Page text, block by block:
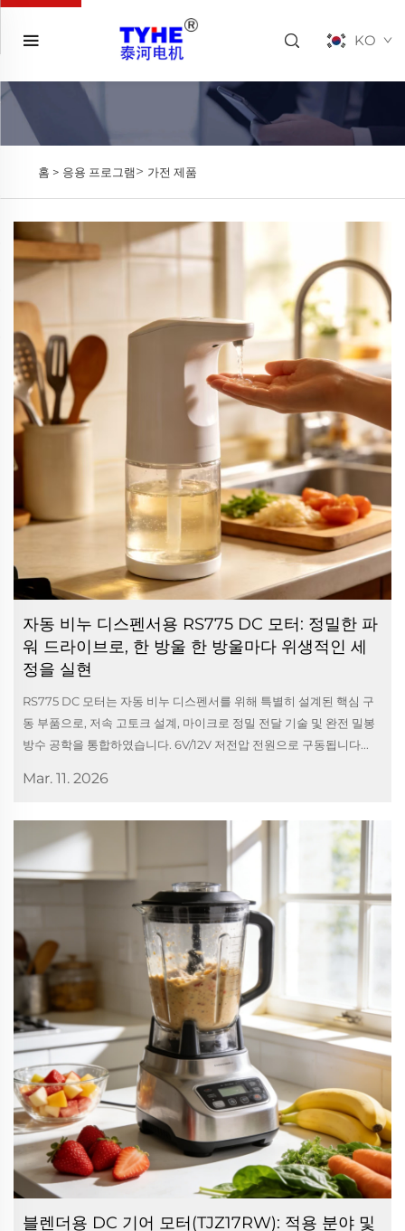
KO
홈 > 응용 프로그램> 가전 제품
자동 비누 디스펜서용 RS775 DC 모터: 정밀한 파
워 드라이브로, 한 방울 한 방울마다 위생적인 세
정을 실현
RS775 DC 모터는 자동 비누 디스펜서를 위해 특별히 설계된 핵심 구
동 부품으로, 저속 고토크 설계, 마이크로 정밀 전달 기술 및 완전 밀봉
방수 공학을 통합하였습니다. 6V/12V 저전압 전원으로 구동됩니다...
Mar. 11. 2026
블렌더용 DC 기어 모터(TJZ17RW): 적용 분야 및